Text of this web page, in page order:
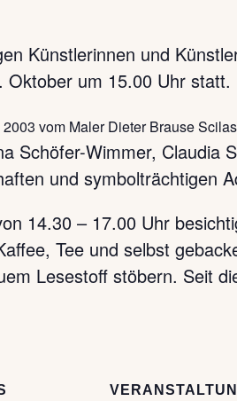
Künstlerinnen und
Oktober um 15.00 Uhr statt.
2003 vom Maler Dieter Brause
Schöfer-Wimmer,
und symbolträchtigen
14.30 – 17.00 Uhr
Tee und selbst
Lesestoff stöbern. Seit